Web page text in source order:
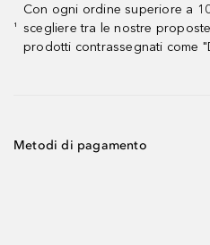
¹
Con ogni ordine superiore a
scegliere tra le nostre
prodotti contrassegnati come
Metodi di pagamento